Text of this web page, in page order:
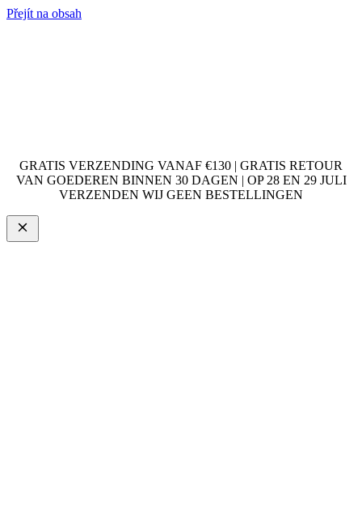
Přejít na obsah
GRATIS VERZENDING VANAF €130 | GRATIS RETOUR
VAN GOEDEREN BINNEN 30 DAGEN | OP 28 EN 29 JULI
VERZENDEN WIJ GEEN BESTELLINGEN